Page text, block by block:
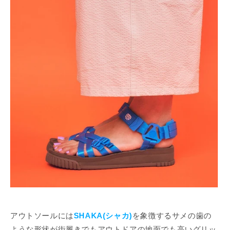
アウトソールにはSHAKA(シャカ)を象徴するサメの歯の